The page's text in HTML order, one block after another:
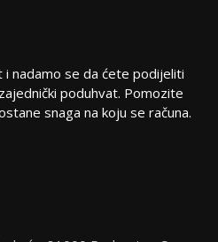
i nadamo se da ćete podijeliti
poduhvat. Pomozite
snaga na koju se računa.